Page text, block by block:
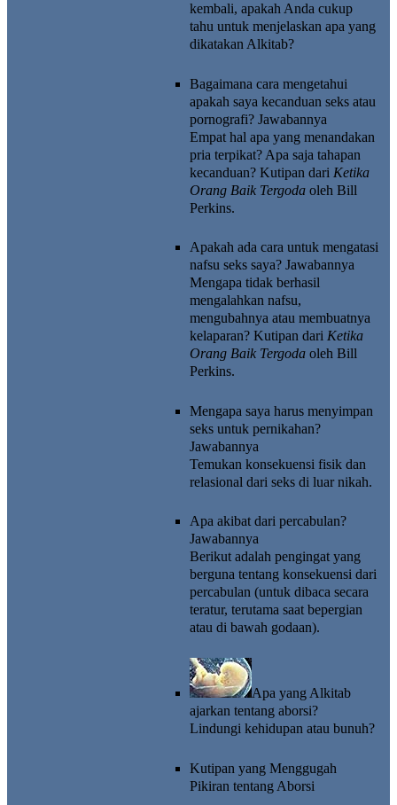
kembali, apakah Anda cukup
tahu untuk menjelaskan apa yang
dikatakan Alkitab?
Bagaimana cara mengetahui
apakah saya kecanduan seks atau
pornografi? Jawabannya
Empat hal apa yang menandakan
pria terpikat? Apa saja tahapan
kecanduan? Kutipan dari Ketika
Orang Baik Tergoda oleh Bill
Perkins.
Apakah ada cara untuk mengatasi
nafsu seks saya? Jawabannya
Mengapa tidak berhasil
mengalahkan nafsu,
mengubahnya atau membuatnya
kelaparan? Kutipan dari Ketika
Orang Baik Tergoda oleh Bill
Perkins.
Mengapa saya harus menyimpan
seks untuk pernikahan?
Jawabannya
Temukan konsekuensi fisik dan
relasional dari seks di luar nikah.
Apa akibat dari percabulan?
Jawabannya
Berikut adalah pengingat yang
berguna tentang konsekuensi dari
percabulan (untuk dibaca secara
teratur, terutama saat bepergian
atau di bawah godaan).
Apa yang Alkitab
ajarkan tentang aborsi?
Lindungi kehidupan atau bunuh?
Kutipan yang Menggugah
Pikiran tentang Aborsi